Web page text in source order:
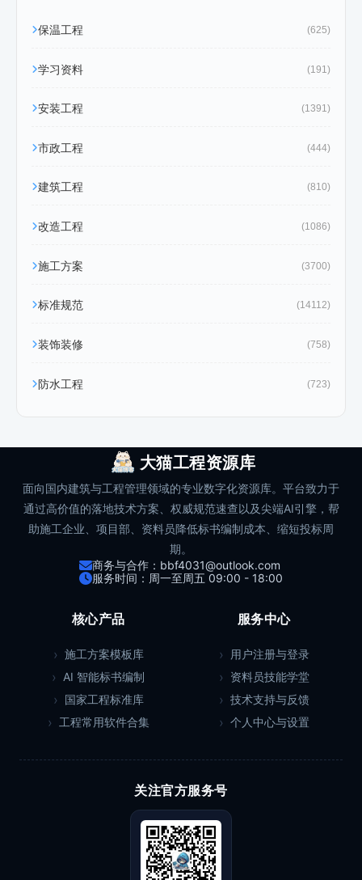
保温工程 (625)
学习资料 (191)
安装工程 (1391)
市政工程 (444)
建筑工程 (810)
改造工程 (1086)
施工方案 (3700)
标准规范 (14112)
装饰装修 (758)
防水工程 (723)
大猫工程资源库
面向国内建筑与工程管理领域的专业数字化资源库。平台致力于
通过高价值的落地技术方案、权威规范速查以及尖端AI引擎，帮
助施工企业、项目部、资料员降低标书编制成本、缩短投标周
期。
商务与合作：bbf4031@outlook.com
服务时间：周一至周五 09:00 - 18:00
核心产品
施工方案模板库
AI 智能标书编制
国家工程标准库
工程常用软件合集
服务中心
用户注册与登录
资料员技能学堂
技术支持与反馈
个人中心与设置
关注官方服务号